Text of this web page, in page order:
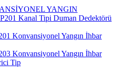
YANGIN
Kanal Tipi Duman Dedektörü
Konvansiyonel Yangın İhbar
Konvansiyonel Yangın İhbar
Tip